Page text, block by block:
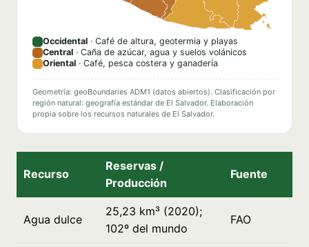
Occidental · Café de altura, geotermia y playas
Central · Caña de azúcar, agua y suelos volánicos
Oriental · Café, pesca costera y ganadería
Geometría: geoBoundaries ADM1 (datos abiertos). Clasificación por
región natural: geografía estándar de El Salvador. Elaboración
propia sobre los recursos naturales de El Salvador.
Recurso
Reservas /
Producción
Fuente
Agua dulce
25,23 km³ (2020);
102º del mundo
FAO